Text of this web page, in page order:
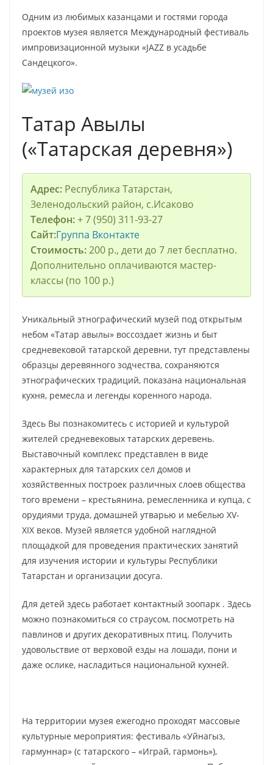
Одним из любимых казанцами и гостями города
проектов музея является Международный фестиваль
импровизационной музыки «JAZZ в усадьбе
Сандецкого».
Татар Авылы
(«Татарская деревня»)
Адрес:Республика Татарстан,
Зеленодольский район, с.Исаково
Телефон:+ 7 (950) 311-93-27
Сайт:Группа Вконтакте
Стоимость:200 р., дети до 7 лет бесплатно.
Дополнительно оплачиваются мастер-
классы (по 100 р.)
Уникальный этнографический музей под открытым
небом «Татар авылы» воссоздает жизнь и быт
средневековой татарской деревни, тут представлены
образцы деревянного зодчества, сохраняются
этнографических традиций, показана национальная
кухня, ремесла и легенды коренного народа.
Здесь Вы познакомитесь с историей и культурой
жителей средневековых татарских деревень.
Выставочный комплекс представлен в виде
характерных для татарских сел домов и
хозяйственных построек различных слоев общества
того времени – крестьянина, ремесленника и купца, с
орудиями труда, домашней утварью и мебелью ХV-
XIX веков. Музей является удобной наглядной
площадкой для проведения практических занятий
для изучения истории и культуры Республики
Татарстан и организации досуга.
Для детей здесь работает контактный зоопарк . Здесь
можно познакомиться со страусом, посмотреть на
павлинов и других декоративных птиц. Получить
удовольствие от верховой езды на лошади, пони и
даже ослике, насладиться национальной кухней.
На территории музея ежегодно проходят массовые
культурные мероприятия: фестиваль «Уйнагыз,
гармуннар» (с татарского – «Играй, гармонь»),